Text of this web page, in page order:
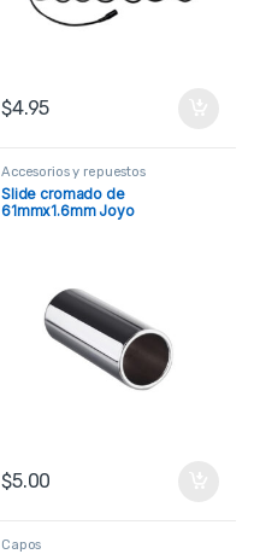
$4.95
Accesorios y repuestos
Slide cromado de
61mmx1.6mm Joyo
$5.00
Capos